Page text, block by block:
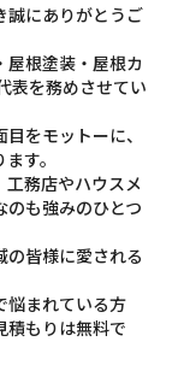
誠にありがとうご
根塗装・屋根カ
表を務めさせてい
をモットーに、
す。
務店やハウスメ
のも強みのひとつ
皆様に愛される
悩まれている方
積もりは無料で